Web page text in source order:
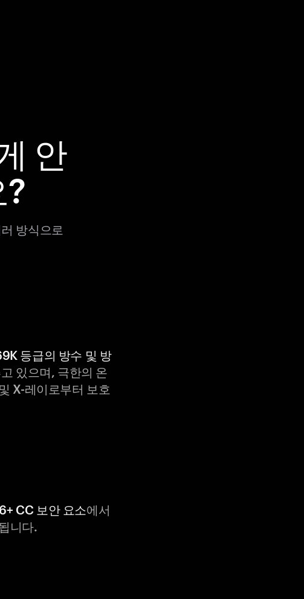
안
방식으로
등급의 방수 및 방
있으며, 극한의 온
X-레이로부터 보호
CC 보안 요소에서
니다.